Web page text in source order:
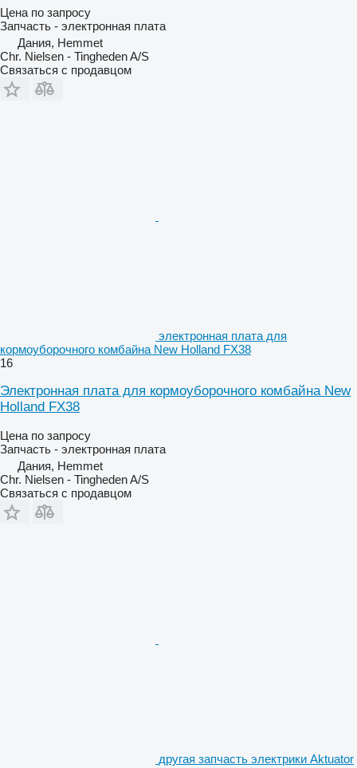
Цена по запросу
Запчасть - электронная плата
Дания, Hemmet
Chr. Nielsen - Tingheden A/S
Связаться с продавцом
электронная плата для
кормоуборочного комбайна New Holland FX38
16
Электронная плата для кормоуборочного комбайна New
Holland FX38
Цена по запросу
Запчасть - электронная плата
Дания, Hemmet
Chr. Nielsen - Tingheden A/S
Связаться с продавцом
другая запчасть электрики Aktuator